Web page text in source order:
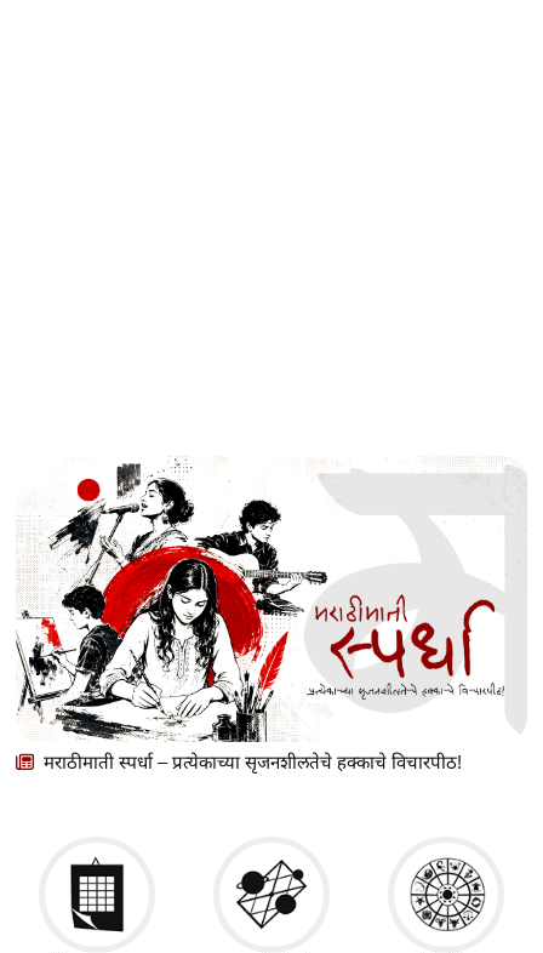
मराठीमाती स्पर्धा – प्रत्येकाच्या सृजनशीलतेचे हक्काचे विचारपीठ!